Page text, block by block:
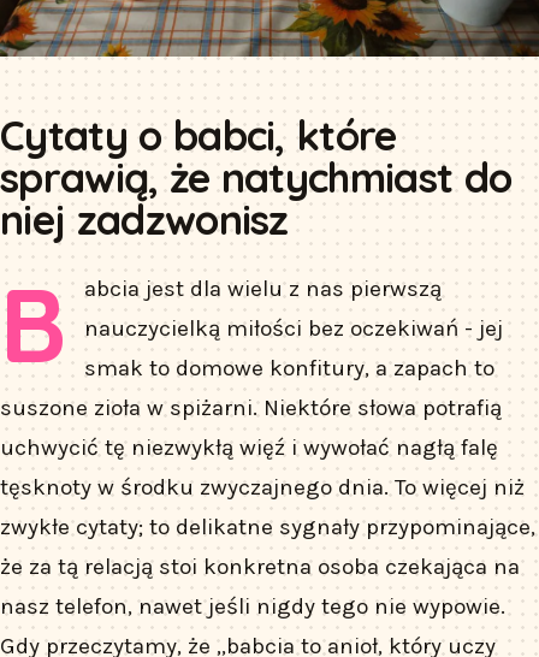
Cytaty o babci, które
sprawią, że natychmiast do
niej zadzwonisz
B
abcia jest dla wielu z nas pierwszą
nauczycielką miłości bez oczekiwań - jej
smak to domowe konfitury, a zapach to
suszone zioła w spiżarni. Niektóre słowa potrafią
uchwycić tę niezwykłą więź i wywołać nagłą falę
tęsknoty w środku zwyczajnego dnia. To więcej niż
zwykłe cytaty; to delikatne sygnały przypominające,
że za tą relacją stoi konkretna osoba czekająca na
nasz telefon, nawet jeśli nigdy tego nie wypowie.
Gdy przeczytamy, że „babcia to anioł, który uczy